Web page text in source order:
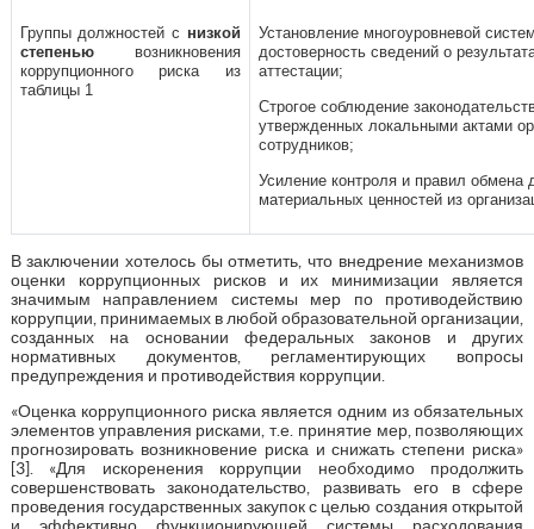
Группы должностей с низкой
степеньювозникновения
коррупционного риска из
таблицы 1
Установление многоуровневой
достоверность сведений о
аттестации;
Строгое соблюдение
утвержденных локальными актами
сотрудников;
Усиление контроля и правил
материальных ценностей из
В заключении хотелось бы отметить, что внедрение механизмов
оценки коррупционных рисков и их минимизации является
значимым направлением системы мер по противодействию
коррупции, принимаемых в любой образовательной организации,
созданных на основании федеральных законов и других
нормативных документов, регламентирующих вопросы
предупреждения и противодействия коррупции.
«Оценка коррупционного риска является одним из обязательных
элементов управления рисками, т.е. принятие мер, позволяющих
прогнозировать возникновение риска и снижать степени риска»
[3]. «Для искоренения коррупции необходимо продолжить
совершенствовать законодательство, развивать его в сфере
проведения государственных закупок с целью создания открытой
и эффективно функционирующей системы расходования